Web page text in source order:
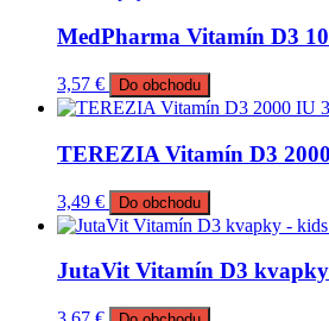
MedPharma Vitamín D3
3,57 € Do obchodu
TEREZIA Vitamín D3
3,49 € Do obchodu
JutaVit Vitamín D3